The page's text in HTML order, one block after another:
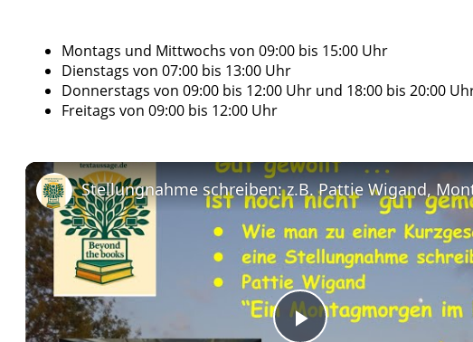
Montags und Mittwochs von 09:00 bis 15:00 Uhr
Dienstags von 07:00 bis 13:00 Uhr
Donnerstags von 09:00 bis 12:00 Uhr und 18:00 bis 20:00 Uhr
Freitags von 09:00 bis 12:00 Uhr